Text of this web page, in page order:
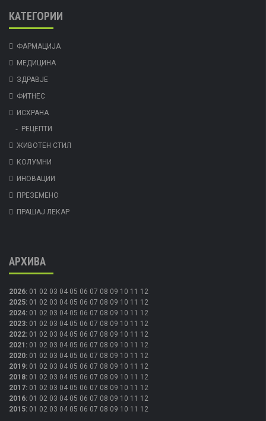
КАТЕГОРИИ
ФАРМАЦИЈА
МЕДИЦИНА
ЗДРАВЈЕ
ФИТНЕС
ИСХРАНА
РЕЦЕПТИ
ЖИВОТЕН СТИЛ
КОЛУМНИ
ИНОВАЦИИ
ПРЕЗЕМЕНО
ПРАШАЈ ЛЕКАР
АРХИВА
2026: 01 02 03 04 05 06 07 08 09 10 11 12
2025: 01 02 03 04 05 06 07 08 09 10 11 12
2024: 01 02 03 04 05 06 07 08 09 10 11 12
2023: 01 02 03 04 05 06 07 08 09 10 11 12
2022: 01 02 03 04 05 06 07 08 09 10 11 12
2021 : 01 02 03 04 05 06 07 08 09 10 11 12
2020: 01 02 03 04 05 06 07 08 09 10 11 12
2019: 01 02 03 04 05 06 07 08 09 10 11 12
2018: 01 02 03 04 05 06 07 08 09 10 11 12
2017: 01 02 03 04 05 06 07 08 09 10 11 12
2016: 01 02 03 04 05 06 07 08 09 10 11 12
2015: 01 02 03 04 05 06 07 08 09 10 11 12